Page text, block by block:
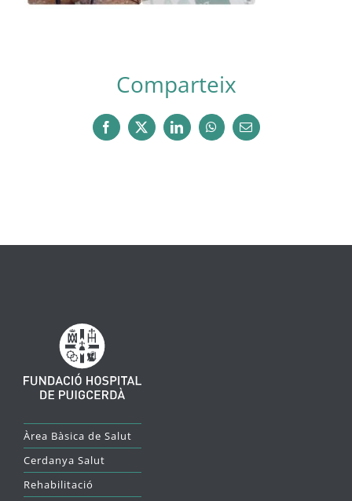
Comparteix
Facebook
X LinkedInWhatsApp
Email:
Àrea Bàsica de Salut
Cerdanya Salut
Rehabilitació